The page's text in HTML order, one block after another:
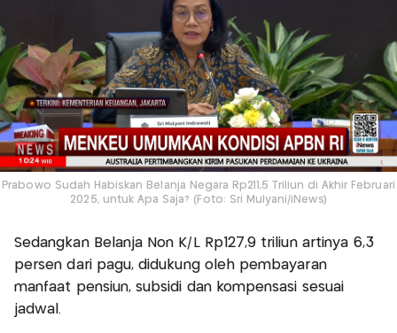
Prabowo Sudah Habiskan Belanja Negara Rp211,5 Triliun di Akhir Februari
2025, untuk Apa Saja? (Foto: Sri Mulyani/iNews)
Sedangkan Belanja Non K/L Rp127,9 triliun artinya 6,3
persen dari pagu, didukung oleh pembayaran
manfaat pensiun, subsidi dan kompensasi sesuai
jadwal.